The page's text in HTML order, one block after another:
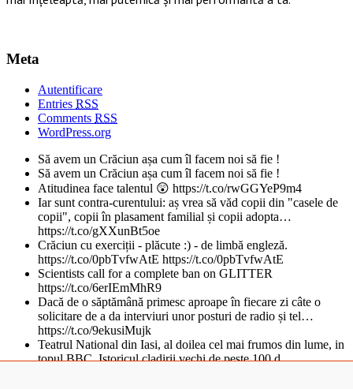
Meta
Autentificare
Entries RSS
Comments RSS
WordPress.org
Să avem un Crăciun așa cum îl facem noi să fie !
Să avem un Crăciun așa cum îl facem noi să fie !
Atitudinea face talentul 😲 https://t.co/rwGGYeP9m4
Iar sunt contra-curentului: aș vrea să văd copii din "casele de
copii", copii în plasament familial și copii adopta…
https://t.co/gXXunBt5oe
Crăciun cu exerciții - plăcute :) - de limbă engleză.
https://t.co/0pbTvfwAtE https://t.co/0pbTvfwAtE
Scientists call for a complete ban on GLITTER
https://t.co/6erIEmMhR9
Dacă de o săptămână primesc aproape în fiecare zi câte o
solicitare de a da interviuri unor posturi de radio și tel…
https://t.co/9ekusiMujk
Teatrul National din Iasi, al doilea cel mai frumos din lume, in
topul BBC. Istoricul cladirii vechi de peste 100 d…